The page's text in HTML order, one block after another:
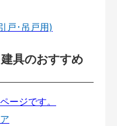
戸･吊戸用)
具のおすすめ